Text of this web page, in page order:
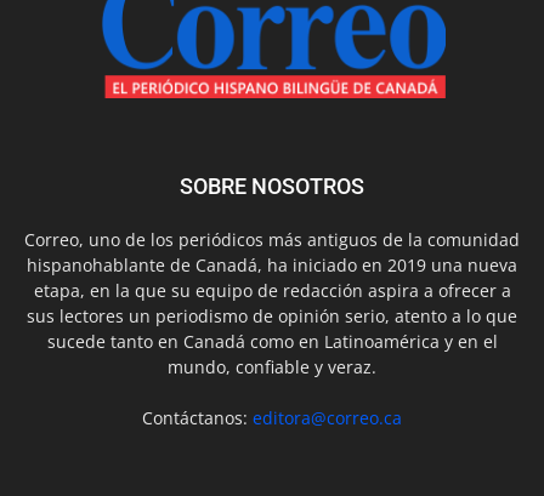
SOBRE NOSOTROS
Correo, uno de los periódicos más antiguos de la comunidad
hispanohablante de Canadá, ha iniciado en 2019 una nueva
etapa, en la que su equipo de redacción aspira a ofrecer a
sus lectores un periodismo de opinión serio, atento a lo que
sucede tanto en Canadá como en Latinoamérica y en el
mundo, confiable y veraz.
Contáctanos: editora@correo.ca